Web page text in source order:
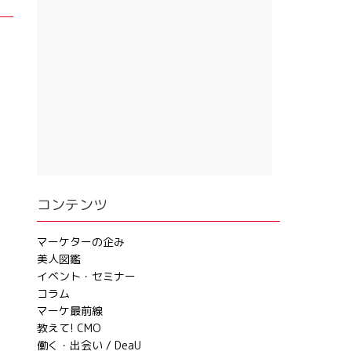
コンテンツ
マーケターの企み
美人図鑑
イベント・セミナー
コラム
マーケ最前線
教えて! CMO
働く・出会い / DeaU